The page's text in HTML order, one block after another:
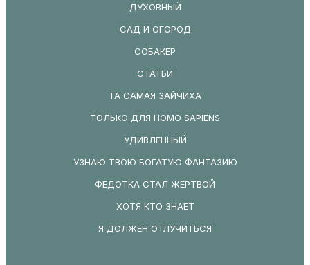
ДУХОВНЫЙ
САД И ОГОРОД
СОБАКЕР
СТАТЬИ
ТА САМАЯ ЗАЙЧИХА
ТОЛЬКО ДЛЯ HOMO SAPIENS
УДИВЛЕННЫЙ
УЗНАЮ ТВОЮ БОГАТУЮ ФАНТАЗИЮ
ФЕДОТКА СТАЛ ЖЕРТВОЙ
ХОТЯ КТО ЗНАЕТ
Я ДОЛЖЕН ОТЛУЧИТЬСЯ